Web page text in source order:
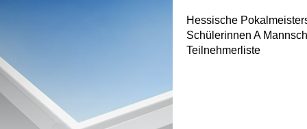
Hessische
Schülerinnen A
Teilnehmerliste